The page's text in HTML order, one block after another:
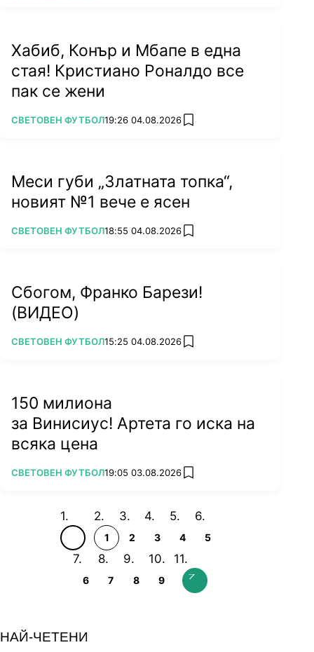
Хабиб, Конър и Мбапе в една
стая! Кристиано Роналдо все
пак се жени
ПОВЕЧЕ ОТ
СВЕТОВЕН ФУТБОЛ19:26 04.08.2026 add favorites
Меси губи „Златната топка“,
новият №1 вече е ясен
ПОВЕЧЕ ОТ
СВЕТОВЕН ФУТБОЛ18:55 04.08.2026 add favorites
Сбогом, Франко Барези!
(ВИДЕО)
ПОВЕЧЕ ОТ
СВЕТОВЕН ФУТБОЛ15:25 04.08.2026 add favorites
150 милиона
за Винисиус! Артета го иска на
всяка цена
ПОВЕЧЕ ОТ
СВЕТОВЕН ФУТБОЛ19:05 03.08.2026 add favorites
1 2 3 4 5
6 7 8 9
НАЙ-ЧЕТЕНИ